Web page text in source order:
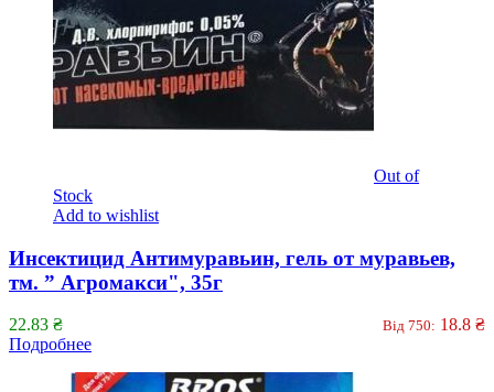
Out of
Stock
Add to wishlist
Инсектицид Антимуравьин, гель от муравьев,
тм. ” Агромакси", 35г
22.83 ₴ Від 750: 18.8 ₴
Подробнее